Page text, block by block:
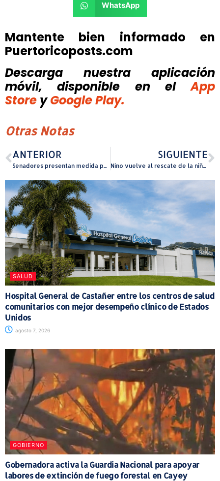
WhatsApp
Mantente bien informado en
Puertoricoposts.com
Descarga nuestra aplicación
móvil, disponible
en el
App
Store y Google Play.
Otras Notas
ANTERIOR
Senadores presentan medida para ajustar límites entre Caguas y Cidra y mejorar servicios municipales
SIGUIENTE
Nino vuelve al rescate de la niñez con “Simón Dice”, un himno familiar que promueve movimiento y menos pantallas
SALUD
Hospital General de Castañer entre los centros de salud
comunitarios con mejor desempeño clínico de Estados
Unidos
agosto 7, 2026
GOBIERNO
Gobernadora activa la Guardia Nacional para apoyar
labores de extinción de fuego forestal en Cayey